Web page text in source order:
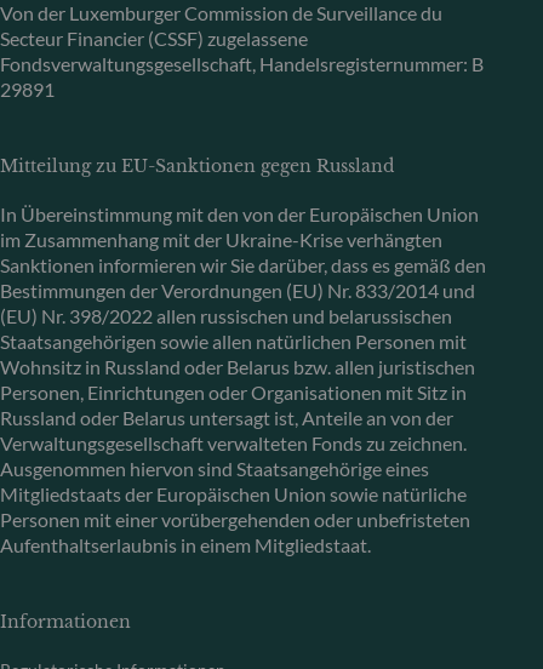
Von der Luxemburger Commission de Surveillance du
Secteur Financier (CSSF) zugelassene
Fondsverwaltungsgesellschaft, Handelsregisternummer: B
29891
Mitteilung zu EU-Sanktionen gegen Russland
In Übereinstimmung mit den von der Europäischen Union
im Zusammenhang mit der Ukraine-Krise verhängten
Sanktionen informieren wir Sie darüber, dass es gemäß den
Bestimmungen der Verordnungen (EU) Nr. 833/2014 und
(EU) Nr. 398/2022 allen russischen und belarussischen
Staatsangehörigen sowie allen natürlichen Personen mit
Wohnsitz in Russland oder Belarus bzw. allen juristischen
Personen, Einrichtungen oder Organisationen mit Sitz in
Russland oder Belarus untersagt ist, Anteile an von der
Verwaltungsgesellschaft verwalteten Fonds zu zeichnen.
Ausgenommen hiervon sind Staatsangehörige eines
Mitgliedstaats der Europäischen Union sowie natürliche
Personen mit einer vorübergehenden oder unbefristeten
Aufenthaltserlaubnis in einem Mitgliedstaat.
Informationen